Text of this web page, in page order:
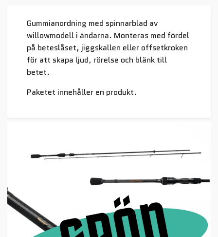
Gummianordning med spinnarblad av
willowmodell i ändarna. Monteras med fördel
på beteslåset, jiggskallen eller offsetkroken
för att skapa ljud, rörelse och blänk till
betet.
Paketet innehåller en produkt.